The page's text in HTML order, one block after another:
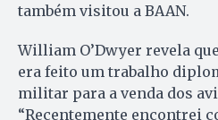
também visitou a BAAN.
William O’Dwyer revela
era feito um trabalho
militar para a venda dos
“Recentemente encontrei